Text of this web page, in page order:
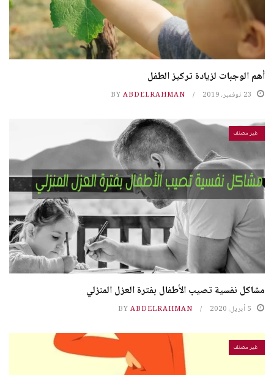
أهم الوجبات لزيادة تركيز الطفل
23 نوفمبر، 2019 BY ABDELRAHMAN
غير مصنف
مشاكل نفسية تصيب الأطفال بفترة العزل المنزلي
5 أبريل، 2020 BY ABDELRAHMAN
غير مصنف